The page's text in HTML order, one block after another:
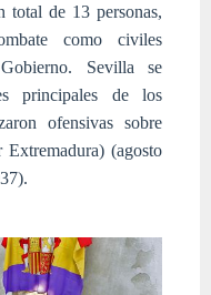
total de 13 personas,
como civiles
Sevilla se
principales de los
ofensivas sobre
(agosto